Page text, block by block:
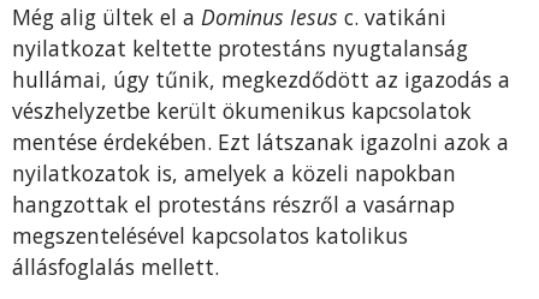
Még alig ültek el a Dominus Iesus c. vatikáni
nyilatkozat keltette protestáns nyugtalanság
hullámai, úgy tűnik, megkezdődött az igazodás a
vészhelyzetbe került ökumenikus kapcsolatok
mentése érdekében. Ezt látszanak igazolni azok a
nyilatkozatok is, amelyek a közeli napokban
hangzottak el protestáns részről a vasárnap
megszentelésével kapcsolatos katolikus
állásfoglalás mellett.